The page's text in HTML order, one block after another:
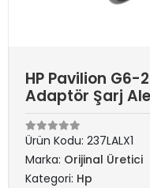
HP Pavilion G6-
Adaptör Şarj
Ürün Kodu: 237LALX1
Marka: Orijinal Üretici
Kategori: Hp